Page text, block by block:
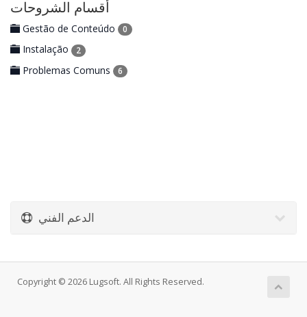
أقسام الشروحات
Gestão de Conteúdo 0
Instalação 2
Problemas Comuns 6
الدعم الفني
Copyright © 2026 Lugsoft. All Rights Reserved.